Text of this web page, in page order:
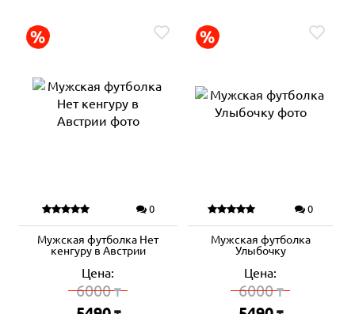
0
Мужская футболка Нет
кенгуру в Австрии
Цена:
6000₸
0
Мужская футболка
Улыбочку
Цена:
6000₸